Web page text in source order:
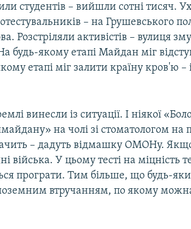
студентів – вийшли сотні тисяч.
– на Грушевського
Розстріляли активістів – вулиця
будь-якому етапі Майдан міг
етапі міг залити країну кров'ю –
винесли із ситуації. І ніякої
на чолі зі стоматологом на
– дадуть відмашку ОМОНу.
У цьому тесті на міцність
програти. Тим більше, що будь-
втручанням, по якому